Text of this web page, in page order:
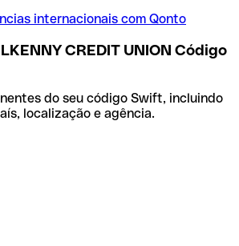
internacionais com Qonto
CREDIT UNION Código
do seu código Swift, incluindo
localização e agência.